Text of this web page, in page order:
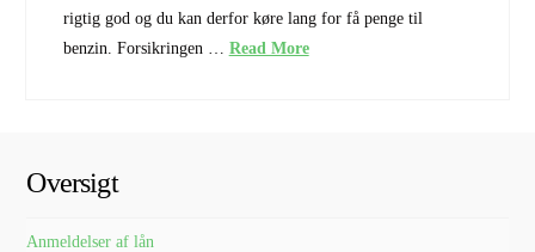
rigtig god og du kan derfor køre lang for få penge til
benzin. Forsikringen … Read More
Oversigt
Anmeldelser af lån